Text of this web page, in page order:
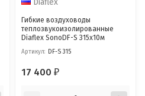
Diaflex
Гибкие воздуховоды
теплозвукоизолированные
Diaflex SonoDF-S 315х10м
Артикул: DF-S 315
17 400₽